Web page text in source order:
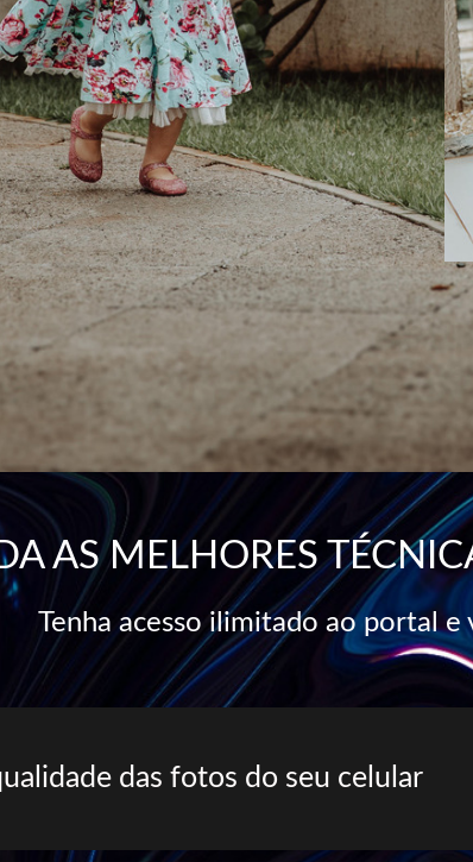
AS MELHORES
Tenha acesso ilimitado ao portal e
das fotos do seu celular